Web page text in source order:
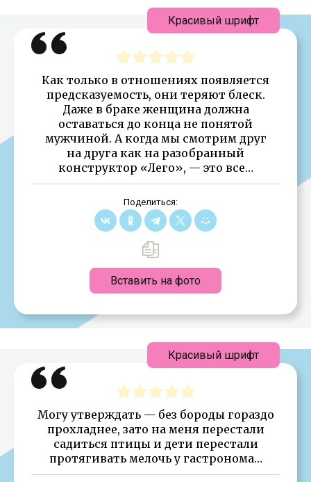
Как только в отношениях появляется
предсказуемость, они теряют блеск.
Даже в браке женщина должна
оставаться до конца не понятой
мужчиной. А когда мы смотрим друг
на друга как на разобранный
конструктор «Лего», — это все…
Поделиться:
Вставить на фото
Красивый шрифт
Могу утверждать — без бороды гораздо
прохладнее, зато на меня перестали
садиться птицы и дети перестали
протягивать мелочь у гастронома…
Красивый шрифт